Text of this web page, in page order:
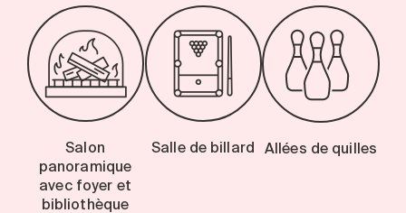
Salon
panoramique
avec foyer et
bibliothèque
Salle de billard Allées de quilles